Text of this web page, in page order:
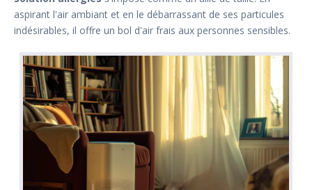
aspirant l'air ambiant et en le débarrassant de ses particules
indésirables, il offre un bol d'air frais aux personnes sensibles.